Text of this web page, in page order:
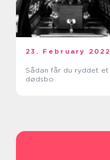
23. February 2022
Sådan får du ryddet et
dødsbo